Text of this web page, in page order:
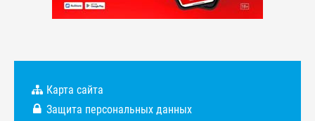
Карта сайта
Защита персональных данных